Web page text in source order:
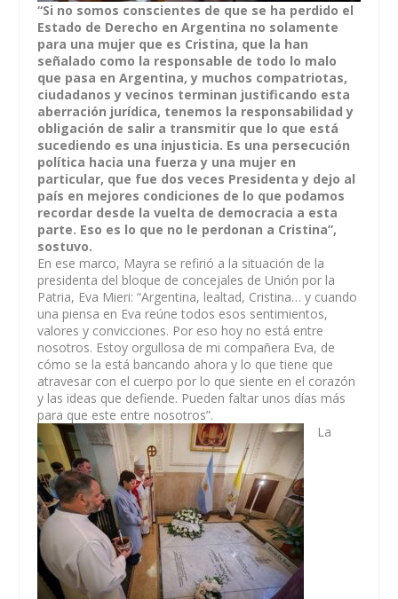
“Si no somos conscientes de que se ha perdido el
Estado de Derecho en Argentina no solamente
para una mujer que es Cristina, que la han
señalado como la responsable de todo lo malo
que pasa en Argentina, y muchos compatriotas,
ciudadanos y vecinos terminan justificando esta
aberración jurídica, tenemos la responsabilidad y
obligación de salir a transmitir que lo que está
sucediendo es una injusticia. Es una persecución
política hacia una fuerza y una mujer en
particular, que fue dos veces Presidenta y dejo al
país en mejores condiciones de lo que podamos
recordar desde la vuelta de democracia a esta
parte. Eso es lo que no le perdonan a Cristina”,
sostuvo.
En ese marco, Mayra se refirió a la situación de la
presidenta del bloque de concejales de Unión por la
Patria, Eva Mieri: “Argentina, lealtad, Cristina… y cuando
una piensa en Eva reúne todos esos sentimientos,
valores y convicciones. Por eso hoy no está entre
nosotros. Estoy orgullosa de mi compañera Eva, de
cómo se la está bancando ahora y lo que tiene que
atravesar con el cuerpo por lo que siente en el corazón
y las ideas que defiende. Pueden faltar unos días más
para que este entre nosotros”.
La